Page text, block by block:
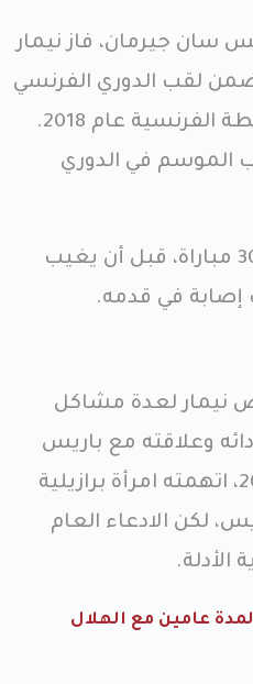
سان جيرمان، فاز نيمار
لقب الدوري الفرنسي
وكأس فرنسا وكأس الرابطة الفرنسية عام 2018.
الموسم في الدوري
سجل نيمار 28 هدفًا في 30 مباراة، قبل أن يغيب
في قدمه.
نيمار لعدة مشاكل
وعلاقته مع باريس
سان جيرمان. في عام 2019، اتهمته امرأة برازيلية
لكن الادعاء العام
عامين مع الهلال